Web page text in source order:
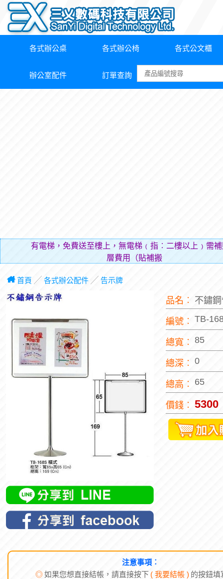
各式辦公桌 各式辦公椅 各式公文櫃
辦公室配件 訂單查詢
有電梯，免費送至樓上，無電梯﹙指︰二樓以上﹚需
層費用（貼補搬運人
首頁 ╱ 各式辦公配件╱ 告示牌
品名︰ 不鏽
編號︰ TB-
總寬︰ 85
總深︰ 0
總高︰ 65
價錢︰ 5300
注意事項︰
◎如果您想直接結帳，請直接按下 ( 我要結帳 ) 的按鈕填